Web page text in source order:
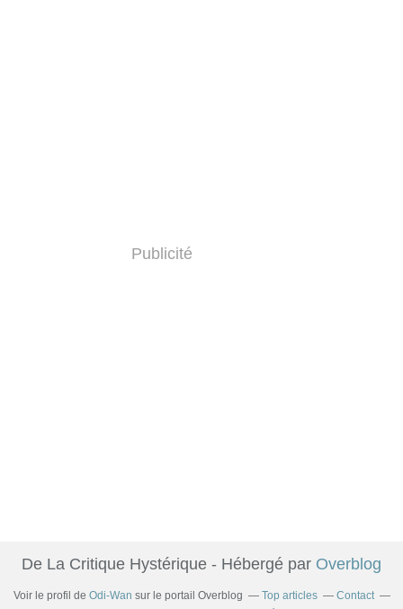
Publicité
De La Critique Hystérique - Hébergé par Overblog
Voir le profil de Odi-Wan sur le portail Overblog Top articles
Contact